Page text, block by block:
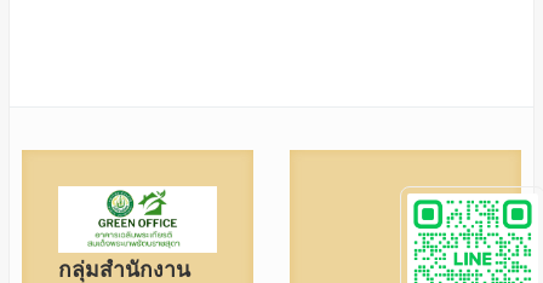
กลุ่มสำนักงาน